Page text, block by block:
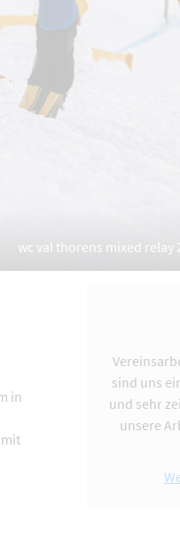
wc val thorens mixed relay
in
sind uns
und sehr
unsere